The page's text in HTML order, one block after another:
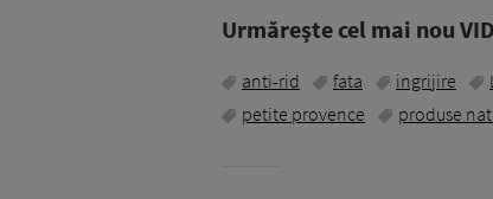
Urmăreşte cel mai nou
anti-rid fata ingrijire
petite provence
produse